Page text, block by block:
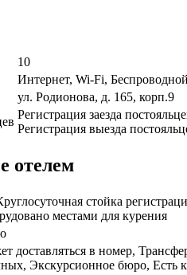
10
Интернет, Wi-Fi,
ул. Родионова, д. 165, корп.9
Регистрация заезда
Регистрация выезда
отелем
стойка
местами для курения
доставляться в номер,
Экскурсионное бюро, Есть